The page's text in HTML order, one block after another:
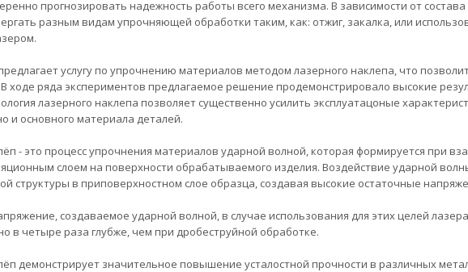
прогнозировать надежность работы всего механизма. В зависимости от
разным видам упрочняющей обработки таким, как: отжиг, закалка, или
услугу по упрочнению материалов методом лазерного наклепа, что
ходе ряда экспериментов предлагаемое решение продемонстрировало высокие
лазерного наклепа позволяет существенно усилить эксплуатацоные
и основного материала деталей.
- это процесс упрочнения материалов ударной волной, которая формируется при
слоем на поверхности обрабатываемого изделия. Воздействие ударной
структуры в приповерхностном слое образца, создавая высокие остаточные
создаваемое ударной волной, в случае использования для этих целей
в четыре раза глубже, чем при дробеструйной обработке.
демонстрирует значительное повышение усталостной прочности в различных